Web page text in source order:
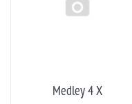
Medley 4 X